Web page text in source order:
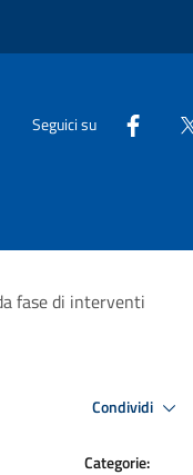
Seguici su
fase di interventi
Condividi
Categorie: